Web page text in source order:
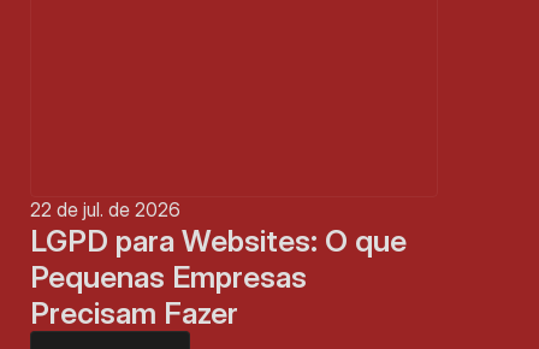
22 de jul. de 2026
LGPD para Websites: O que
Pequenas Empresas
Precisam Fazer